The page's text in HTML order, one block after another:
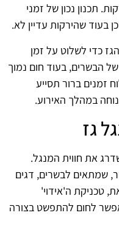
תכנון נכון של זמני
בעוד שהירקות עדיין לא.
כדי לשלוט על זמן
הבשרים, בעוד חום נמוך
זמנים ברור תסייע
במהלך האירוע.
גז
את חווית המנגל.
שמתאים לבשרים, דגים
טכניקת ה'אידוי'
לחום להתפשט בצורה